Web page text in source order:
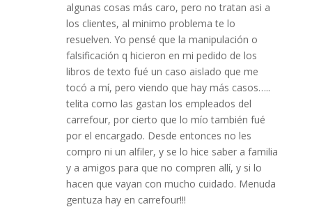
algunas cosas más caro, pero no tratan asi a
los clientes, al minimo problema te lo
resuelven. Yo pensé que la manipulación o
falsificación q hicieron en mi pedido de los
libros de texto fué un caso aislado que me
tocó a mí, pero viendo que hay más casos…..
telita como las gastan los empleados del
carrefour, por cierto que lo mío también fué
por el encargado. Desde entonces no les
compro ni un alfiler, y se lo hice saber a familia
y a amigos para que no compren allí, y si lo
hacen que vayan con mucho cuidado. Menuda
gentuza hay en carrefour!!!